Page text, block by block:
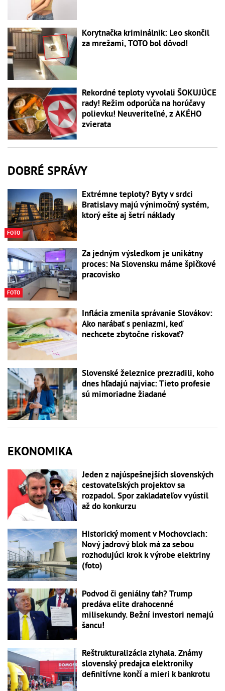
Korytnačka kriminálnik: Leo skončil
za mrežami, TOTO bol dôvod!
Rekordné teploty vyvolali ŠOKUJÚCE
rady! Režim odporúča na horúčavy
polievku! Neuveriteľné, z AKÉHO
zvierata
DOBRÉ SPRÁVY
FOTO
Extrémne teploty? Byty v srdci
Bratislavy majú výnimočný systém,
ktorý ešte aj šetrí náklady
FOTO
Za jedným výsledkom je unikátny
proces: Na Slovensku máme špičkové
pracovisko
Inflácia zmenila správanie Slovákov:
Ako narábať s peniazmi, keď
nechcete zbytočne riskovať?
Slovenské železnice prezradili, koho
dnes hľadajú najviac: Tieto profesie
sú mimoriadne žiadané
EKONOMIKA
Jeden z najúspešnejších slovenských
cestovateľských projektov sa
rozpadol. Spor zakladateľov vyústil
až do konkurzu
Historický moment v Mochovciach:
Nový jadrový blok má za sebou
rozhodujúci krok k výrobe elektriny
(foto)
Podvod či geniálny ťah? Trump
predáva elite drahocenné
milisekundy. Bežní investori nemajú
šancu!
Reštrukturalizácia zlyhala. Známy
slovenský predajca elektroniky
definitívne končí a mieri k bankrotu